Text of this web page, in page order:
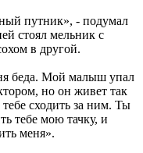
путник», - подумал
стоял мельник с
в другой.
беда. Мой малыш упал
но он живет так
тебе сходить за ним. Ты
тебе мою тачку, и
меня».